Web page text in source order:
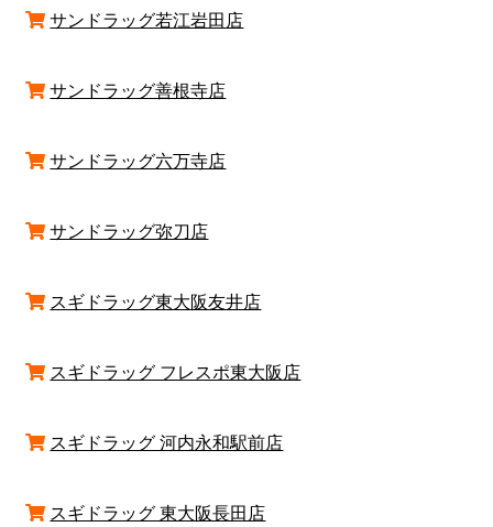
サンドラッグ若江岩田店
サンドラッグ善根寺店
サンドラッグ六万寺店
サンドラッグ弥刀店
スギドラッグ東大阪友井店
スギドラッグ フレスポ東大阪店
スギドラッグ 河内永和駅前店
スギドラッグ 東大阪長田店